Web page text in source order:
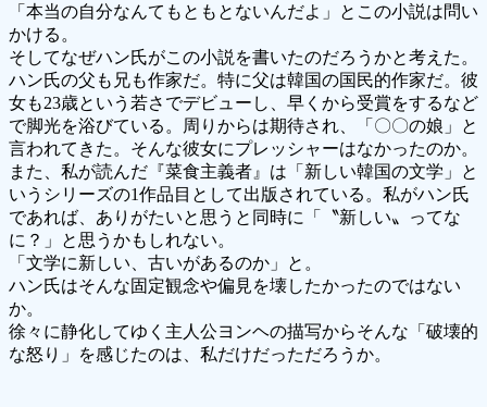
「本当の自分なんてもともとないんだよ」とこの小説は問い
かける。
そしてなぜハン氏がこの小説を書いたのだろうかと考えた。
ハン氏の父も兄も作家だ。特に父は韓国の国民的作家だ。彼
女も23歳という若さでデビューし、早くから受賞をするなど
で脚光を浴びている。周りからは期待され、「〇〇の娘」と
言われてきた。そんな彼女にプレッシャーはなかったのか。
また、私が読んだ『菜食主義者』は「新しい韓国の文学」と
いうシリーズの1作品目として出版されている。私がハン氏
であれば、ありがたいと思うと同時に「〝新しい〟ってな
に？」と思うかもしれない。
「文学に新しい、古いがあるのか」と。
ハン氏はそんな固定観念や偏見を壊したかったのではない
か。
徐々に静化してゆく主人公ヨンヘの描写からそんな「破壊的
な怒り」を感じたのは、私だけだっただろうか。